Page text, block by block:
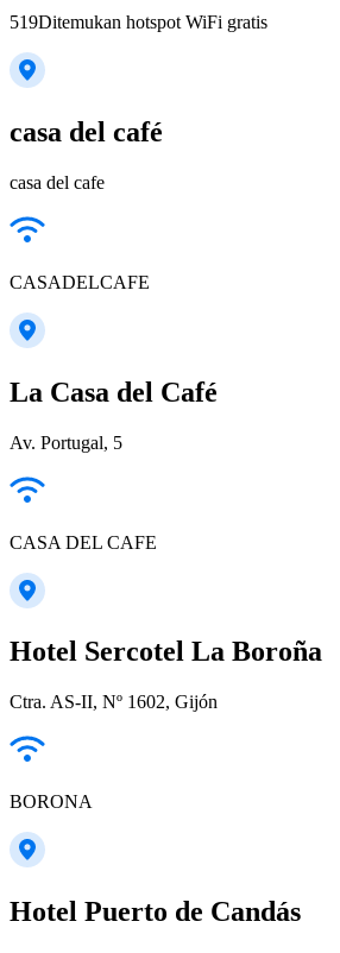
519Ditemukan hotspot WiFi gratis
casa del café
casa del cafe
CASADELCAFE
La Casa del Café
Av. Portugal, 5
CASA DEL CAFE
Hotel Sercotel La Boroña
Ctra. AS-II, Nº 1602, Gijón
BORONA
Hotel Puerto de Candás